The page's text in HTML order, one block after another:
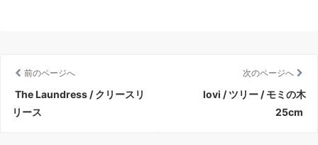
前のページへ
The Laundress / クリースリ
リース
次のページへ
lovi / ツリー / モミの木
25cm